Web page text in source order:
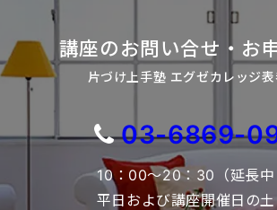
講座のお問い合せ・お
片づけ上手塾 エグゼカレッジ
03-6869-
10：00～20：30（延長中
平日および講座開催日の